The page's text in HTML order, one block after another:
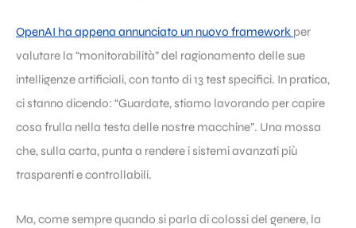
OpenAI ha appena annunciato un nuovo framework per
valutare la “monitorabilità” del ragionamento delle sue
intelligenze artificiali, con tanto di 13 test specifici. In pratica,
ci stanno dicendo: “Guardate, stiamo lavorando per capire
cosa frulla nella testa delle nostre macchine”. Una mossa
che, sulla carta, punta a rendere i sistemi avanzati più
trasparenti e controllabili.
Ma, come sempre quando si parla di colossi del genere, la